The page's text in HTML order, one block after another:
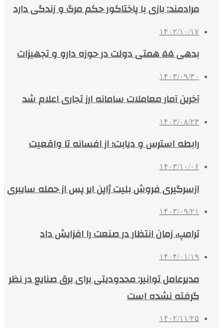
مرادمند: بازی با پاختاکور حکم مرگ و زندگی دارد
۱۴۰۲/۱۰/۱۷
بدهی ۵۵ همتی دولت در حوزه دارو و تجهیزات
۱۴۰۳/۰۹/۳۰
آخرین آمار معاملات سامانه ارز تجاری اعلام شد
۱۴۰۳/۰۸/۲۳
رابطه استرس و دیابت؛ از افسانه تا واقعیت
۱۴۰۳/۱۰/۰۶
ازسرگیری فروش بلیت ژاپن ایر پس از حمله سایبری
۱۴۰۳/۰۹/۲۱
ترامپ، زمان انتظار در صنعت را افزایش داد
۱۴۰۴/۰۱/۱۹
مدیرعامل توانیر: محدودیتی برای برق صنایع در نظر
گرفته نشده است
۱۴۰۲/۱۱/۲۵